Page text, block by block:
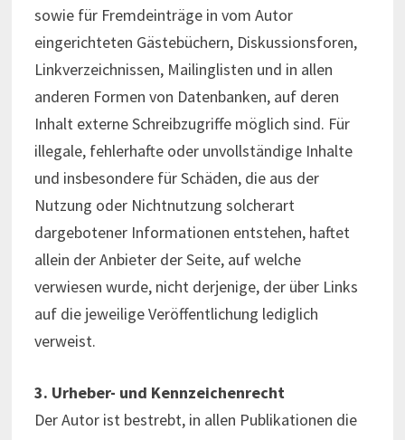
sowie für Fremdeinträge in vom Autor
eingerichteten Gästebüchern, Diskussionsforen,
Linkverzeichnissen, Mailinglisten und in allen
anderen Formen von Datenbanken, auf deren
Inhalt externe Schreibzugriffe möglich sind. Für
illegale, fehlerhafte oder unvollständige Inhalte
und insbesondere für Schäden, die aus der
Nutzung oder Nichtnutzung solcherart
dargebotener Informationen entstehen, haftet
allein der Anbieter der Seite, auf welche
verwiesen wurde, nicht derjenige, der über Links
auf die jeweilige Veröffentlichung lediglich
verweist.
3. Urheber- und Kennzeichenrecht
Der Autor ist bestrebt, in allen Publikationen die